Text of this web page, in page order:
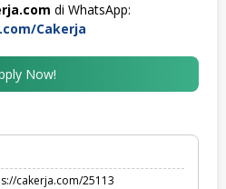
di WhatsApp:
Cakerja
Now!
cakerja.com/25113